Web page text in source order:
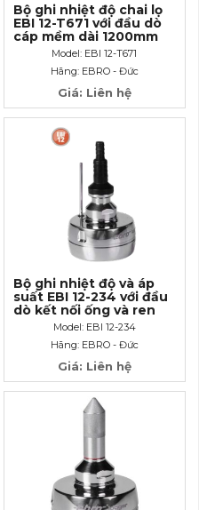
Bộ ghi nhiệt độ chai lọ
EBI 12-T671 với đầu dò
cáp mềm dài 1200mm
Model: EBI 12-T671
Hãng: EBRO - Đức
Giá: Liên hệ
Bộ ghi nhiệt độ và áp
suất EBI 12-234 với đầu
dò kết nối ống và ren
trong M10 x1
Model: EBI 12-234
Hãng: EBRO - Đức
Giá: Liên hệ